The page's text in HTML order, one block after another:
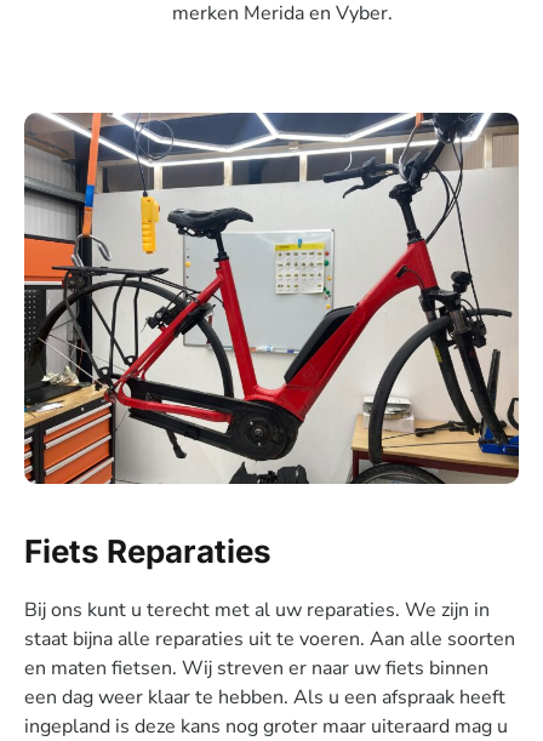
merken Merida en Vyber.
Fiets Reparaties
Bij ons kunt u terecht met al uw reparaties. We zijn in
staat bijna alle reparaties uit te voeren. Aan alle soorten
en maten fietsen. Wij streven er naar uw fiets binnen
een dag weer klaar te hebben. Als u een afspraak heeft
ingepland is deze kans nog groter maar uiteraard mag u